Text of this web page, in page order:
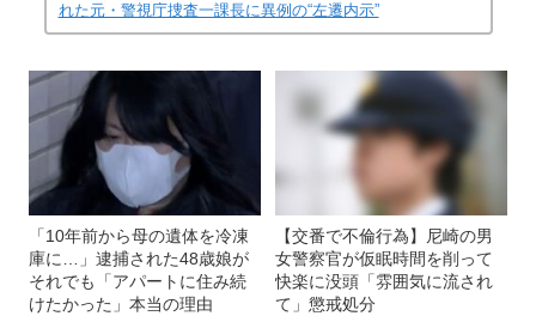
れた元・警視庁捜査一課長に異例の“左遷内示”
「10年前から母の遺体を冷凍
庫に…」逮捕された48歳娘が
それでも「アパートに住み続
けたかった」本当の理由
【交番で不倫行為】尼崎の男
女警察官が仮眠時間を削って
快楽に没頭「雰囲気に流され
て」懲戒処分